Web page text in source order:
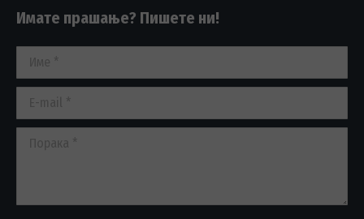
opens
window
opens
window
opens
window
Имате прашање? Пишете ни!